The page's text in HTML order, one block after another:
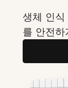
생체 인
를 안전